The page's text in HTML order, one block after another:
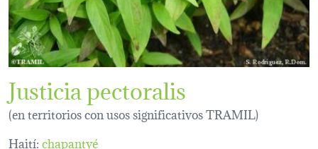
Justicia pectoralis
(en territorios con usos significativos TRAMIL)
Haití:chapantyé